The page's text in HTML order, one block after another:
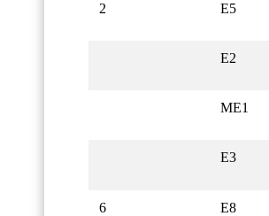
2 E5
E2
ME1
E3
6 E8